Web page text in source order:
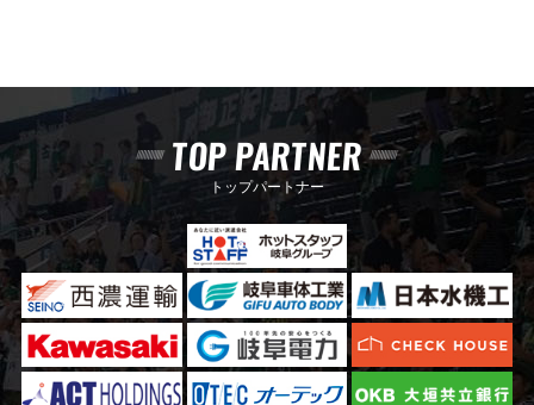
TOP PARTNER
トップパートナー